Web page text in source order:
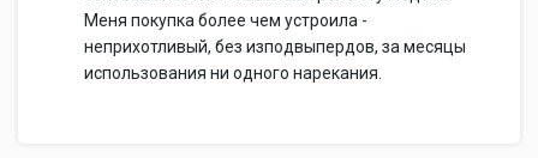
Меня покупка более чем устроила -
неприхотливый, без изподвыпердов, за месяцы
использования ни одного нарекания.